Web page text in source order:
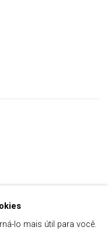
lo mais útil para você.